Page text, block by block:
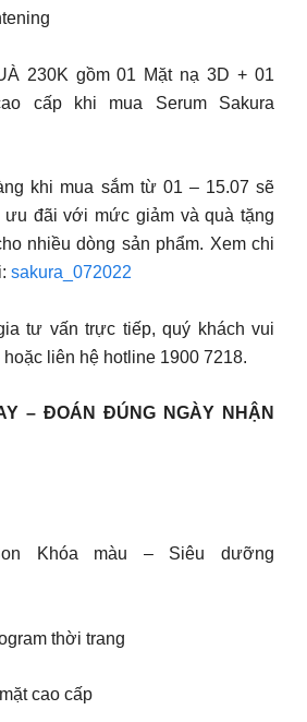
230K gồm 01 Mặt nạ 3D + 01
cấp khi mua Serum Sakura
khi mua sắm từ 01 – 15.07 sẽ
đãi với mức giảm và quà tặng
nhiều dòng sản phẩm. Xem chi
sakura_072022
tư vấn trực tiếp, quý khách vui
hoặc liên hệ hotline 1900 7218.
– ĐOÁN ĐÚNG NGÀY NHẬN
Khóa màu – Siêu dưỡng
thời trang
cao cấp